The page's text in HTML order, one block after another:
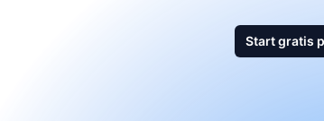
Start gratis